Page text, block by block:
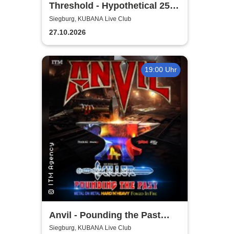
Threshold - Hypothetical 25th
Anniversary Tour
Siegburg, KUBANA Live Club
27.10.2026
19:00 Uhr
Anvil - Pounding the Past
Tour
Siegburg, KUBANA Live Club